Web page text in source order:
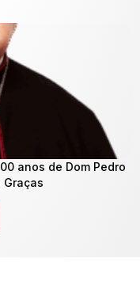
anos de Dom Pedro
Graças